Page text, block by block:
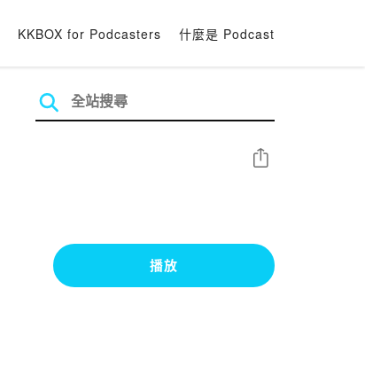
KKBOX for Podcasters 什麼是 Podcast
分享
播放